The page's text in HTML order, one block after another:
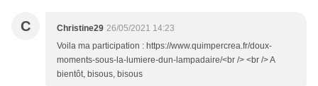
C Christine29 26/05/2021 14:23
Voila ma participation : https://www.quimpercrea.fr/doux-
moments-sous-la-lumiere-dun-lampadaire/<br /> <br /> A
bientôt, bisous, bisous